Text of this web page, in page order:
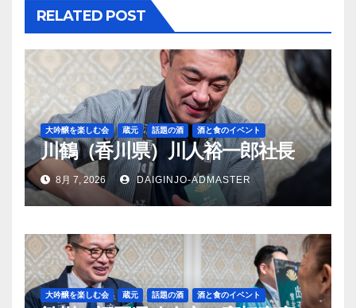
ョ
ン
RELATED POST
大吟醸を楽しむ会 蔵元 話題の酒 酒と食のイベント
川鶴（香川県）川人裕一郎社長
8月 7, 2026 DAIGINJO-ADMASTER
大吟醸を楽しむ会 蔵元 話題の酒 酒と食のイベント